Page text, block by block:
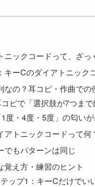
ニックコードって、ざっ
キーCのダイアトニック
なの？耳コピ・作曲での
ピで「選択肢が7つまで
度・4度・5度」の匂い
アトニックコードって何
でもパターンは同じ
覚え方・練習のヒント
ップ1：キーCだけでい